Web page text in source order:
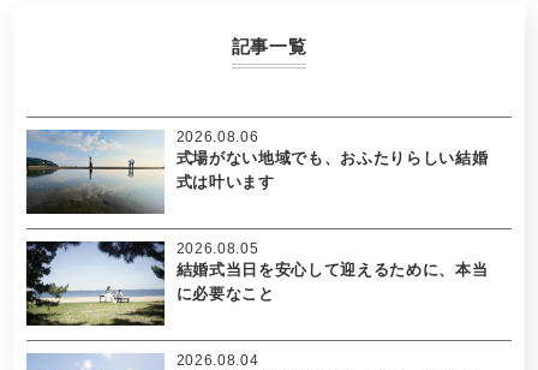
記事一覧
式場がない地域でも、おふたりらしい結婚
式は叶います
2026.08.06
結婚式当日を安心して迎えるために、本当
に必要なこと
2026.08.05
2026.08.04